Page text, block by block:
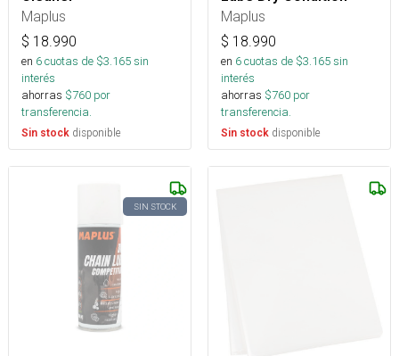
Maplus
$ 18.990
en 6cuotas de $3.165sin
interés
ahorras $760 por
transferencia.
Sin stock disponible
Maplus
$ 18.990
en 6cuotas de $3.165sin
interés
ahorras $760 por
transferencia.
Sin stock disponible
SIN STOCK